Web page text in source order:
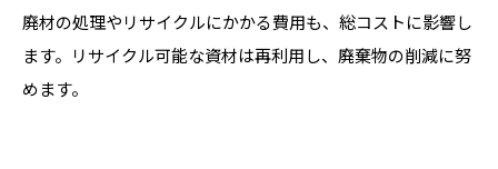
廃材の処理やリサイクルにかかる費用も、総コストに影響し
ます。リサイクル可能な資材は再利用し、廃棄物の削減に努
めます。